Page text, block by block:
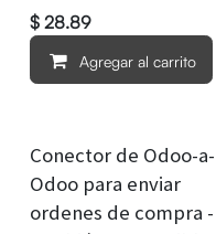
$ 28.89
Agregar al carrito
Conector de Odoo-a-
Odoo para enviar
ordenes de compra -